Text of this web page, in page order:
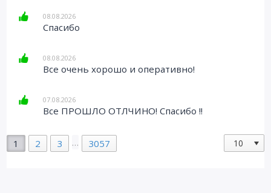
08.08.2026
Спасибо
08.08.2026
Все очень хорошо и оперативно!
07.08.2026
Все ПРОШЛО ОТЛЧИНО! Спасибо !!
1 2 3 … 3057